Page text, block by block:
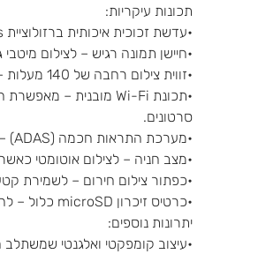
תכונות עיקריות:
•עדשת זכוכית איכותית ברזולוציית Full HD 1080p (30fps) – לתיעוד חד וברור של כל פרטי הדרך, ביום ובלילה.
•חיישן תמונה רגיש – לצילום
•זווית צילום רחבה של 140 מעלות – לכיסוי מרבי של הדרך וסביבת הרכב.
סרטונים.
•מערכת התראות חכמה (ADAS) – כולל התרעה על סטייה מנתיב והתרעה על קרבה לרכב קדמי.
•מצב חניה – לצילום אוטומטי
•כפתור צילום חירום – לשמירת
•כרטיס זיכרון microSD כלול – להקלטה מיידית ללא צורך בקניית אביזרים נוספים.
יתרונות נוספים:
•עיצוב קומפקטי ואלגנטי